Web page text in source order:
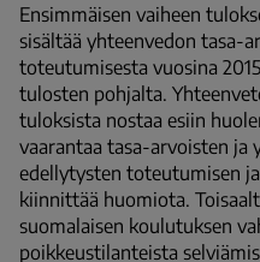
Ensimmäisen vaiheen
sisältää yhteenvedon tasa-
toteutumisesta vuosina
tulosten pohjalta.
tuloksista nostaa esiin
vaarantaa tasa-arvoisten ja
edellytysten toteutumisen
kiinnittää huomiota.
suomalaisen koulutuksen
poikkeustilanteista